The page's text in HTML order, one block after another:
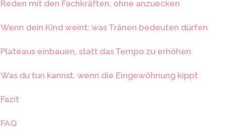
Reden mit den Fachkräften, ohne anzuecken
Wenn dein Kind weint: was Tränen bedeuten dürfen
Plateaus einbauen, statt das Tempo zu erhöhen
Was du tun kannst, wenn die Eingewöhnung kippt
Fazit
FAQ